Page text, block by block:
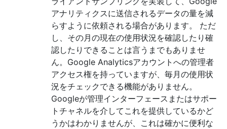
アナリティクスに送信されるデータの量を減
らすように依頼される場合があります。 ただ
し、その月の現在の使用状況を確認したり確
認したりできることは言うまでもありませ
ん。Google Analyticsアカウントへの管理者
アクセス権を持っていますが、毎月の使用状
況をチェックできる機能がありません。
Googleが管理インターフェースまたはサポー
トチャネルを介してこれを提供しているかど
うかはわかりませんが、これは確かに便利な